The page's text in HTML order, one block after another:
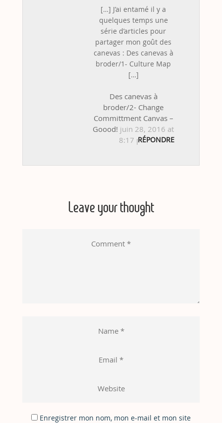
[…] J’ai entamé il y a
quelques temps une
série d’articles pour
partager mon goût des
canevas : Des canevas à
broder/1- Culture Map
[…]
Des canevas à
broder/2- Change
Committment Canvas –
Goood! juin 28, 2016 at
8:17 pmRÉPONDRE
Leave your thought
Enregistrer mon nom, mon e-mail et mon site